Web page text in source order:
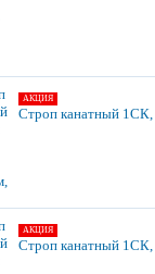
АКЦИЯ
Строп канатный 1СК,
АКЦИЯ
Строп канатный